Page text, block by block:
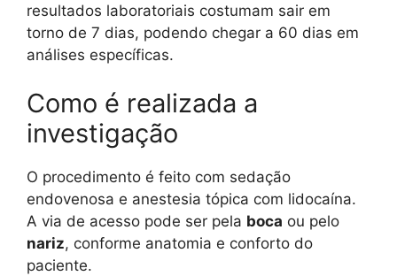
resultados laboratoriais costumam sair em
torno de 7 dias, podendo chegar a 60 dias em
análises específicas.
Como é realizada a
investigação
O procedimento é feito com sedação
endovenosa e anestesia tópica com lidocaína.
A via de acesso pode ser pela boca ou pelo
nariz, conforme anatomia e conforto do
paciente.